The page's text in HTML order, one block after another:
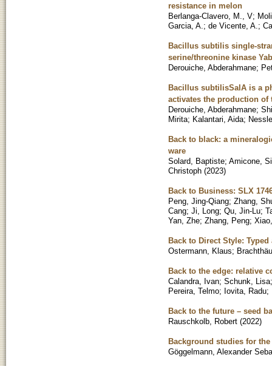
resistance in melon
Berlanga-Clavero, M., V;
Garcia, A. ; de Vicente, A. ;
Bacillus subtilis single-
serine/threonine kinase
Derouiche, Abderahmane;
Bacillus subtilisSalA is a
activates the production of
Derouiche, Abderahmane;
Mirita; Kalantari, Aida;
Back to black: a
ware
Solard, Baptiste; Amicone,
Christoph (2023)
Back to Business: SLX
Peng, Jing-Qiang; Zhang,
Cang; Ji, Long; Qu, Jin-Lu;
Yan, Zhe; Zhang, Peng;
Back to Direct Style: Typed
Ostermann, Klaus;
Back to the edge: relative
Calandra, Ivan; Schunk, Lisa
Pereira, Telmo; Iovita, Radu;
Back to the future – seed
Rauschkolb, Robert (2022)
Background studies for the
Göggelmann, Alexander